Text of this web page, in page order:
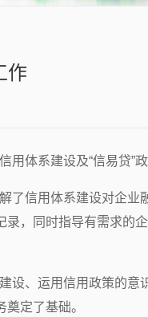
作
体系建设及“信易贷”政
了信用体系建设对企业
录，同时指导有需求的
设、运用信用政策的意
定了基础。